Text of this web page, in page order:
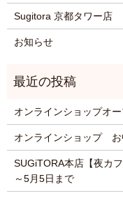
Sugitora 京都タワー店
お知らせ
オンラインショップオ
オンラインショップ お
SUGiTORA本店【夜カ
～5月5日まで